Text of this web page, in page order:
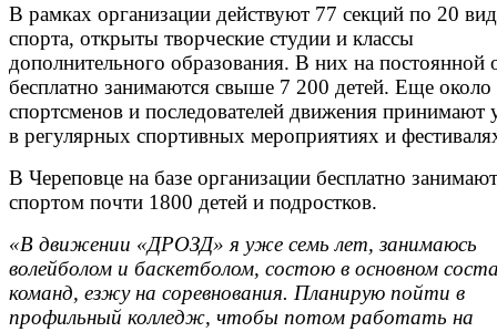
В рамках организации действуют 77 секций по 20
спорта, открыты творческие студии и классы
дополнительного образования. В них на постоянной
бесплатно занимаются свыше 7 200 детей. Еще
спортсменов и последователей движения принимают
в регулярных спортивных мероприятиях и
В Череповце на базе организации бесплатно
спортом почти 1800 детей и подростков.
«В движении «ДРОЗД» я уже семь лет, занимаюсь
волейболом и баскетболом, состою в основном
команд, езжу на соревнования. Планирую пойти в
профильный колледж, чтобы потом работать на